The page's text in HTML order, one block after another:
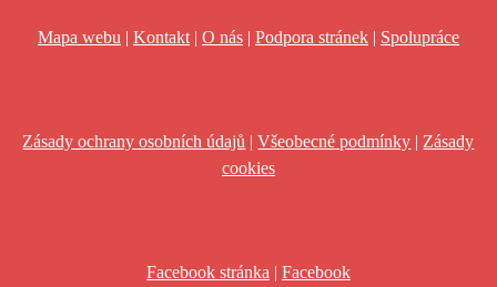
Mapa webu | Kontakt| O nás| Podpora stránek| Spolupráce
Zásady ochrany osobních údajů |Všeobecné podmínky | Zásady
cookies
Facebook stránka | Facebook